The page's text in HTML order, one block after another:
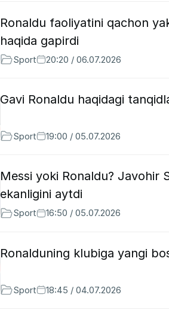
Ronaldu faoliyatini qachon
haqida gapirdi
Sport 20:20 / 06.07.2026
Gavi Ronaldu haqidagi
Sport 19:00 / 05.07.2026
Messi yoki Ronaldu? Javohir
ekanligini aytdi
Sport 16:50 / 05.07.2026
Ronalduning klubiga yangi
Sport 18:45 / 04.07.2026